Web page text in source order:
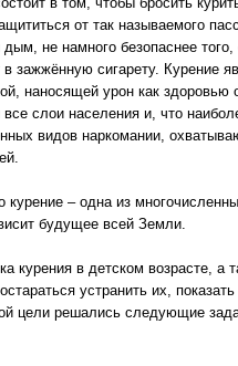
от так называемого
не намного безопаснее
зажжённую сигарету. Курение
наносящей урон как здоровью
слои населения и, что
видов наркомании,
курение – одна из
будущее всей Земли.
курения в детском возрасте, а
устранить их,
цели решались следующие